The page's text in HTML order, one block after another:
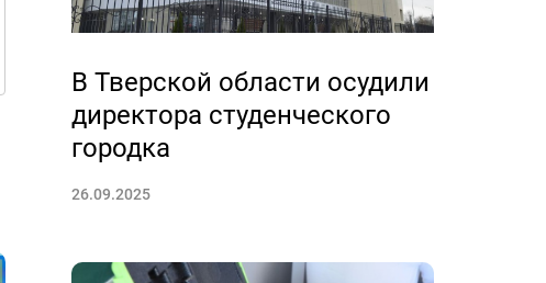
В Тверской области осудили
директора студенческого
городка
26.09.2025